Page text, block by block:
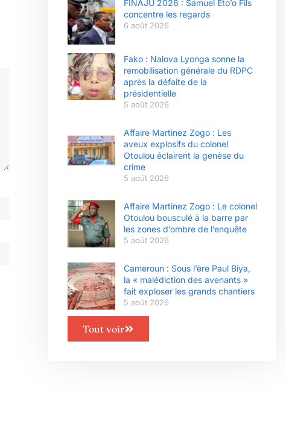
FINAJU 2026 : Samuel Eto’o Fils
concentre les regards
6 août 2026
Fako : Nalova Lyonga sonne la
remobilisation générale du RDPC
après la défaite de la
présidentielle
5 août 2026
Affaire Martinez Zogo : Les
aveux explosifs du colonel
Otoulou éclairent la genèse du
crime
5 août 2026
Affaire Martinez Zogo : Le colonel
Otoulou bousculé à la barre par
les zones d’ombre de l’enquête
5 août 2026
Cameroun : Sous l’ère Paul Biya,
la « malédiction des avenants »
fait exploser les grands chantiers
5 août 2026
Tout voir